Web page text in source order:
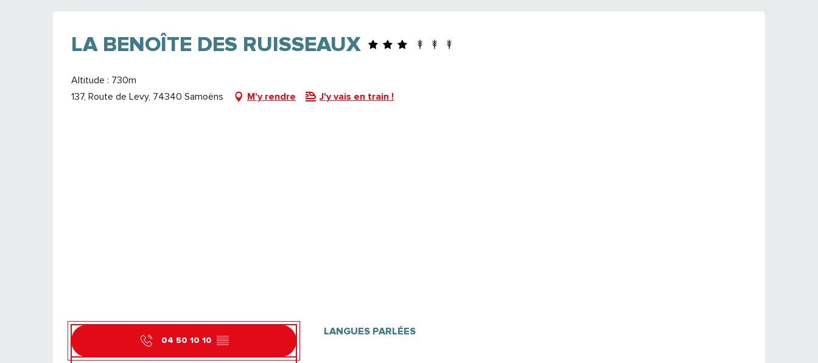
LA BENOÎTE DES RUISSEAUX
Altitude : 730m
137, Route de Levy, 74340 Samoëns
M'y rendre J'y vais en train !
04 50 10 10 ▒▒
LANGUES PARLÉES
LANGUES PARLÉES